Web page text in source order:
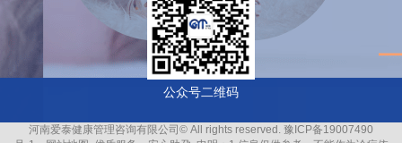
公众号二维码
河南爱泰健康管理咨询有限公司© All rights reserved. 豫ICP备19007490